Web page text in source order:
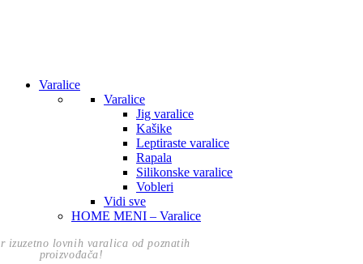
Varalice
Varalice
Jig varalice
Kašike
Leptiraste varalice
Rapala
Silikonske varalice
Vobleri
Vidi sve
HOME MENI – Varalice
izuzetno lovnih varalica od poznatih
proizvođača!